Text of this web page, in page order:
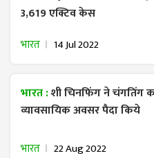
3,619 एक्टिव केस
भारत 14 Jul 2022
भारत :शी चिनफिंग ने चंगतिंग
व्यावसायिक अवसर पैदा किये
भारत 22 Aug 2022